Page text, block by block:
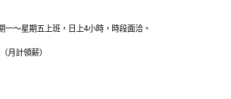
一～星期五上班，日上4小時，時段面洽。
月計領薪）